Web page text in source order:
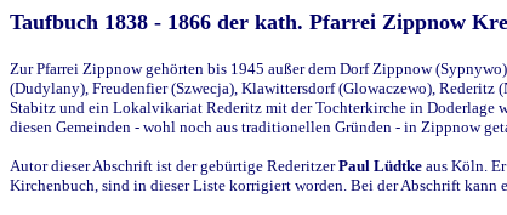
Taufbuch 1838 - 1866 der kath. Pfarrei Zippnow
Zur Pfarrei Zippnow gehörten bis 1945 außer dem Dorf Zippnow
(Dudylany), Freudenfier (Szwecja), Klawittersdorf (Glowaczewo),
Stabitz und ein Lokalvikariat Rederitz mit der Tochterkirche in Doderlage
diesen Gemeinden - wohl noch aus traditionellen Gründen - in Zippnow
Autor dieser Abschrift ist der gebürtige RederitzerPaul Lüdtke aus Köln.
Kirchenbuch, sind in dieser Liste korrigiert worden. Bei der Abschrift kann